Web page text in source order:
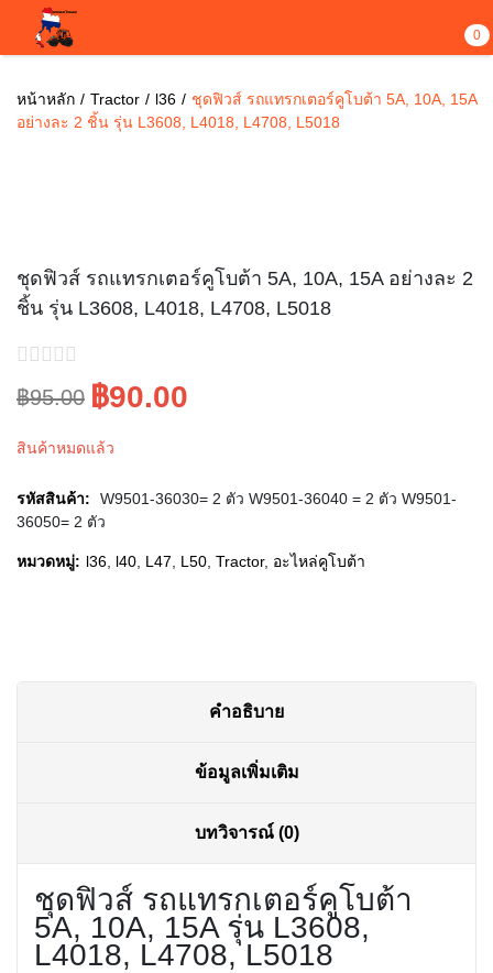
0
หน้าหลัก Tractor l36
ชุดฟิวส์ รถแทรกเตอร์คูโบต้า 5A, 10A, 15A
อย่างละ 2 ชิ้น รุ่น L3608, L4018, L4708, L5018
ชุดฟิวส์ รถแทรกเตอร์คูโบต้า 5A, 10A, 15A อย่างละ 2
ชิ้น รุ่น L3608, L4018, L4708, L5018
฿95.00
Original
price
was:
฿95.00.
฿90.00
Current
price
is:
฿90.00.
สินค้าหมดแล้ว
รหัสสินค้า:
W9501-36030= 2 ตัว W9501-36040 = 2 ตัว W9501-
36050= 2 ตัว
หมวดหมู่: l36 l40 L47 L50 Tractor, อะไหล่คูโบต้า
คำอธิบาย
ข้อมูลเพิ่มเติม
บทวิจารณ์ (0)
ชุดฟิวส์ รถแทรกเตอร์คูโบต้า
5A, 10A, 15A รุ่น L3608,
L4018, L4708, L5018